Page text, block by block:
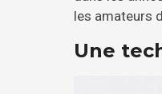
les amateurs
Une